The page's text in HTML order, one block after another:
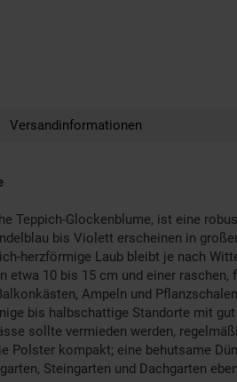
Versandinformationen
Teppich-Glockenblume, ist eine
bis Violett erscheinen in
herzförmige Laub bleibt je nach
10 bis 15 cm und einer
Ampeln und
bis halbschattige Standorte mit
sollte vermieden werden,
Polster kompakt; eine behutsame
Steingarten und Dachgarten